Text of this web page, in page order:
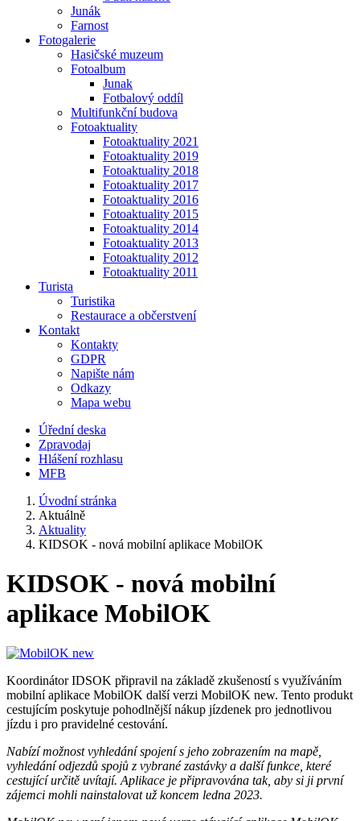
Junák
Farnost
Fotogalerie
Hasičské muzeum
Fotoalbum
Junak
Fotbalový oddíl
Multifunkční budova
Fotoaktuality
Fotoaktuality 2021
Fotoaktuality 2019
Fotoaktuality 2018
Fotoaktuality 2017
Fotoaktuality 2016
Fotoaktuality 2015
Fotoaktuality 2014
Fotoaktuality 2013
Fotoaktuality 2012
Fotoaktuality 2011
Turista
Turistika
Restaurace a občerstvení
Kontakt
Kontakty
GDPR
Napište nám
Odkazy
Mapa webu
Úřední deska
Zpravodaj
Hlášení rozhlasu
MFB
Úvodní stránka
Aktuálně
Aktuality
KIDSOK - nová mobilní aplikace MobilOK
KIDSOK - nová mobilní
aplikace MobilOK
Koordinátor IDSOK připravil na základě zkušeností s využíváním
mobilní aplikace MobilOK další verzi MobilOK new. Tento produkt
cestujícím poskytuje pohodlnější nákup jízdenek pro jednotlivou
jízdu i pro pravidelné cestování.
Nabízí možnost vyhledání spojení s jeho zobrazením na mapě,
vyhledání odjezdů spojů z vybrané zastávky a další funkce, které
cestující určitě uvítají. Aplikace je připravována tak, aby si ji první
zájemci mohli nainstalovat už koncem ledna 2023.